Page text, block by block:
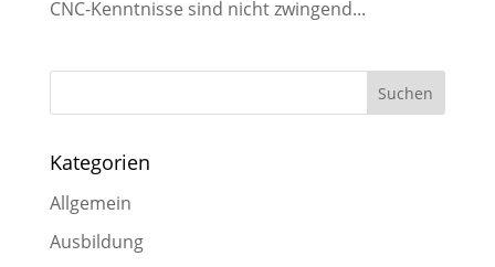
CNC-Kenntnisse sind nicht zwingend...
Kategorien
Allgemein
Ausbildung